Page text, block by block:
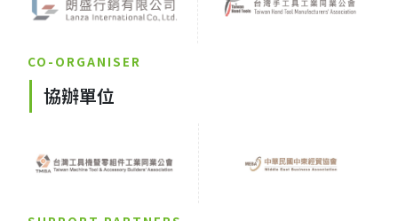
CO-ORGANISER
協辦單位